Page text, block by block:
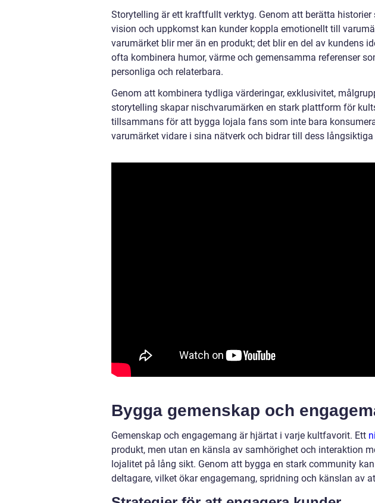
Storytelling är ett kraftfullt verktyg. Genom att berätta historier
vision och uppkomst kan kunder koppla emotionellt till
varumärket blir mer än en produkt; det blir en del av kundens
ofta kombinera humor, värme och gemensamma referenser
personliga och relaterbara.
Genom att kombinera tydliga värderingar, exklusivitet,
storytelling skapar nischvarumärken en stark plattform för
tillsammans för att bygga lojala fans som inte bara
varumärket vidare i sina nätverk och bidrar till dess
Bygga gemenskap och
Gemenskap och engagemang är hjärtat i varje kultfavorit. Ett
produkt, men utan en känsla av samhörighet och interaktion
lojalitet på lång sikt. Genom att bygga en stark community
deltagare, vilket ökar engagemang, spridning och känslan av